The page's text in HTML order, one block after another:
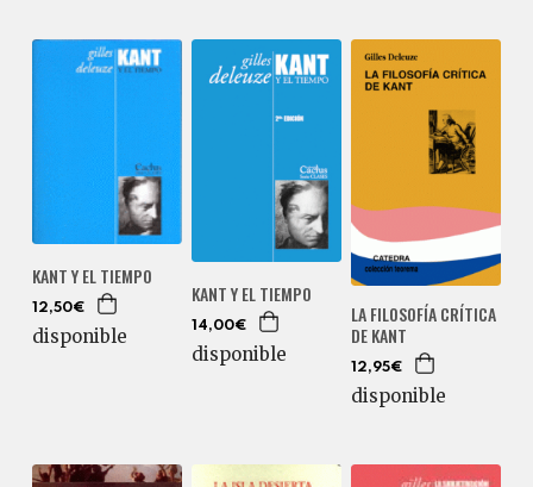
KANT Y EL TIEMPO
12,50€
disponible
KANT Y EL TIEMPO
14,00€
disponible
LA FILOSOFÍA CRÍTICA
DE KANT
12,95€
disponible